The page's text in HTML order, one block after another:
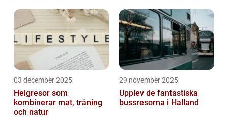
03 december 2025
Helgresor som
kombinerar mat, träning
och natur
29 november 2025
Upplev de fantastiska
bussresorna i Halland